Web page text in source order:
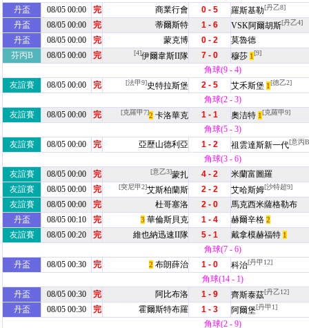
丹盃
08/05 00:00 完 商業行會 0 - 5 羅斯基勒[丹乙8]
丹盃 08/05 00:00 完 蒂爾斯特 1 - 6 VSK阿爾胡斯[丹乙4]
丹盃 08/05 00:00 完 蒙克博 0 - 2
莫魯德
芬丙B
08/05 00:00 完 [4]伊爾韋斯II隊 7 - 0 穆莎 1[9]
角球(9 - 4)
友誼賽
08/05 00:00 完 [法甲9]史特拉斯堡 2 - 5 艾禾斯堡 1[德乙2]
角球(2 - 3)
友誼賽
08/05 00:00 完 [克羅甲7]2 卡洛華克 1 - 1 奧洁特 1[克羅甲9]
角球(5 - 3)
友誼賽
08/05 00:00 完 亞歷山德利亞 1 - 2 祖雲達斯新一代[意丙
角球(3 - 6)
友誼賽
08/05 00:00 完 [意乙3]蒙扎 4 - 2
米蘭富圖羅
友誼賽
08/05 00:00 完 [突尼甲2]艾斯柏蘭斯 2 - 2 艾哈斯姆[沙特超9]
友誼賽 08/05 00:00 完 杜哥塞洛 2 - 0
馬克西米薩格勒布
丹盃
08/05 00:10 完 3 華倫斯貝克 1 - 4 赫爾辛格 2
友誼賽 08/05 00:20 完 維也納迅速II隊 5 - 1 戴拿模赫福特 1
角球(7 - 6)
丹盃
08/05 00:30 完 2 布朗薛治 1 - 0 科治[丹甲12]
角球(14 - 1)
丹盃
08/05 00:30 完 阿比布洛 1 - 9 齊斯泰茲[丹乙12]
丹盃 08/05 00:30 完 霍爾斯特布羅 1 - 3 阿爾堡[丹甲1]
角球(2 - 9)